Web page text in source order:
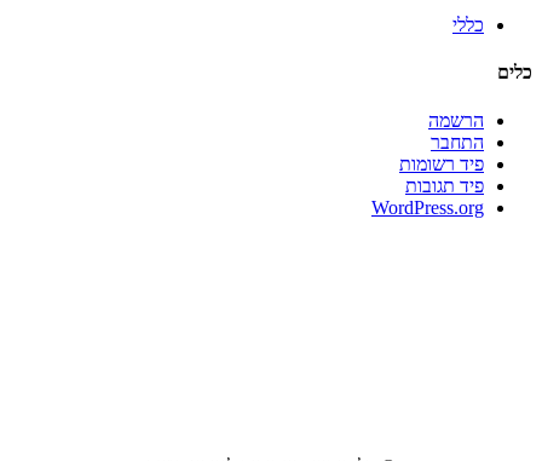
כללי
כלים
הרשמה
התחבר
פיד רשומות
פיד תגובות
WordPress.org